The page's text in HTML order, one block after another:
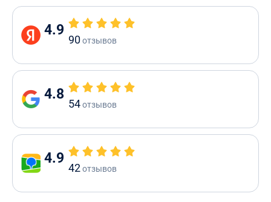
4.9
90отзывов
4.8
54отзывов
4.9
42отзывов